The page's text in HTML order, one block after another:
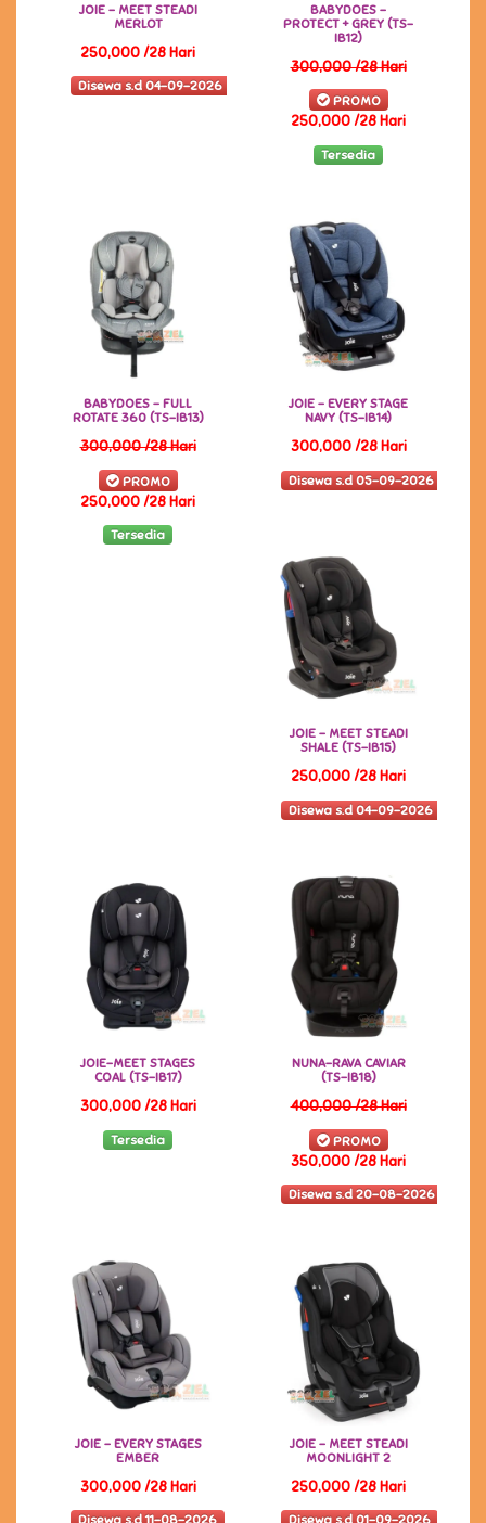
JOIE - MEET STEADI
MERLOT
250,000 /28 Hari
Disewa s.d 04-09-2026
BABYDOES -
PROTECT + GREY (TS-
IB12)
300,000 /28 Hari
PROMO
250,000 /28 Hari
Tersedia
BABYDOES - FULL
ROTATE 360 (TS-IB13)
300,000 /28 Hari
PROMO
250,000 /28 Hari
Tersedia
JOIE - EVERY STAGE
NAVY (TS-IB14)
300,000 /28 Hari
Disewa s.d 05-09-2026
JOIE - MEET STEADI
SHALE (TS-IB15)
250,000 /28 Hari
Disewa s.d 04-09-2026
JOIE-MEET STAGES
COAL (TS-IB17)
300,000 /28 Hari
Tersedia
NUNA-RAVA CAVIAR
(TS-IB18)
400,000 /28 Hari
PROMO
350,000 /28 Hari
Disewa s.d 20-08-2026
JOIE - EVERY STAGES
EMBER
300,000 /28 Hari
Disewa s.d 11-08-2026
JOIE - MEET STEADI
MOONLIGHT 2
250,000 /28 Hari
Disewa s.d 01-09-2026